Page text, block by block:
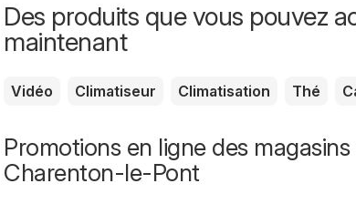
Des produits que vous pouvez
maintenant
Vidéo Climatiseur Climatisation Thé
Promotions en ligne des
Charenton-le-Pont